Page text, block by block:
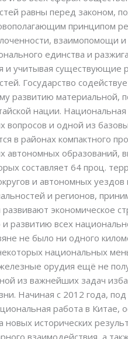
равны перед законом,
принципом
взаимопомощи
единства и
и учитывая существующие
Государство
развитию материальной,
нации.
вопросов и одной из
в районах компактного
автономных образований,
составляет 64 проц.
и автономных
и регионов,
развивают экономическое
развитию всех
не было ни одного
национальных
орудия ещё не
из важнейших задач
Начиная с 2012 года,
работа в Китае,
новых исторических